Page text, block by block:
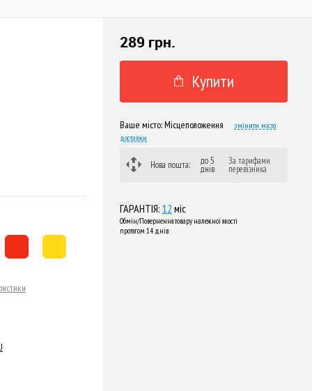
289 грн.
Купити
Ваше місто:Місцеположення
змінити місто
доставки
Нова пошта: до 5
днів
За тарифами
перевізника
ГАРАНТІЯ: 12 міс
Обмін/Повернення товару належної якості
протягом 14 днів